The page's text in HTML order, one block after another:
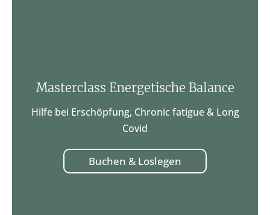
Masterclass Energetische Balance
Hilfe bei Erschöpfung, Chronic fatigue & Long
Covid
Buchen & Loslegen